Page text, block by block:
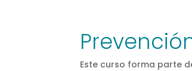
Este curso forma parte